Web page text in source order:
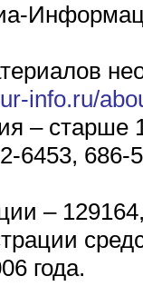
info.ru/
– старше
6453, 686-
–
года.